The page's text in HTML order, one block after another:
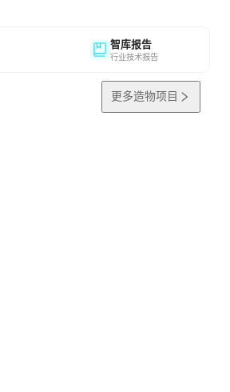
智库报告
行业技术报告
更多造物项目